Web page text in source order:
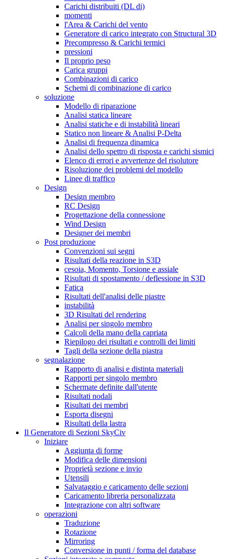
Carichi distribuiti (DL di)
momenti
l'Area & Carichi del vento
Generatore di carico integrato con Structural 3D
Precompresso & Carichi termici
pressioni
Il proprio peso
Carica gruppi
Combinazioni di carico
Schemi di combinazione di carico
soluzione
Modello di riparazione
Analisi statica lineare
Analisi statiche e di instabilità lineari
Statico non lineare & Analisi P-Delta
Analisi di frequenza dinamica
Analisi dello spettro di risposta e carichi sismici
Elenco di errori e avvertenze del risolutore
Risoluzione dei problemi del modello
Linee di traffico
Design
Design membro
RC Design
Progettazione della connessione
Wind Design
Designer dei membri
Post produzione
Convenzioni sui segni
Risultati della reazione in S3D
cesoia, Momento, Torsione e assiale
Risultati di spostamento / deflessione in S3D
Fatica
Risultati dell'analisi delle piastre
instabilità
3D Risultati del rendering
Analisi per singolo membro
Calcoli della mano della capriata
Riepilogo dei risultati e controlli dei limiti
Tagli della sezione della piastra
segnalazione
Rapporto di analisi e distinta materiali
Rapporti per singolo membro
Schermate definite dall'utente
Risultati nodali
Risultati dei membri
Esporta disegni
Risultati della lastra
Il Generatore di Sezioni SkyCiv
Iniziare
Aggiunta di forme
Modifica delle dimensioni
Proprietà sezione e invio
Utensili
Salvataggio e caricamento delle sezioni
Caricamento libreria personalizzata
Integrazione con altri software
operazioni
Traduzione
Rotazione
Mirroring
Conversione in punti / forma del database